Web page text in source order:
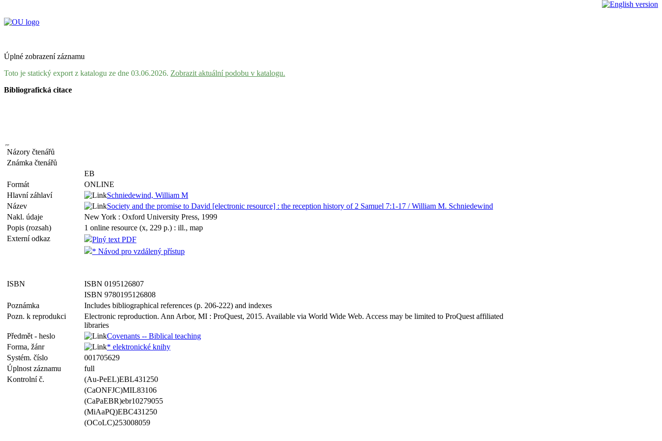
Úplné zobrazení záznamu
Toto je statický export z katalogu ze dne 03.06.2026. Zobrazit aktuální podobu v katalogu.
Bibliografická citace
Názory čtenářů
Známka čtenářů
EB
Formát
ONLINE
Hlavní záhlaví
Schniedewind, William M
Název
Society and the promise to David [electronic resource] : the reception history of 2 Samuel 7:1-17 / William M. Schniedewind
Nakl. údaje
New York : Oxford University Press, 1999
Popis (rozsah)
1 online resource (x, 229 p.) : ill., map
Externí odkaz
Plný text PDF
* Návod pro vzdálený přístup
ISBN
ISBN 0195126807
ISBN 9780195126808
Poznámka
Includes bibliographical references (p. 206-222) and indexes
Pozn. k reprodukci
Electronic reproduction. Ann Arbor, MI : ProQuest, 2015. Available via World Wide Web. Access may be limited to ProQuest affiliated
libraries
Předmět - heslo
Covenants -- Biblical teaching
Forma, žánr
* elektronické knihy
Systém. číslo
001705629
Úplnost záznamu
full
Kontrolní č.
(Au-PeEL)EBL431250
(CaONFJC)MIL83106
(CaPaEBR)ebr10279055
(MiAaPQ)EBC431250
(OCoLC)253008059